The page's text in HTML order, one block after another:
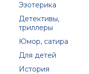
Эзотерика
Детективы,
триллеры
Юмор, сатира
Для детей
История